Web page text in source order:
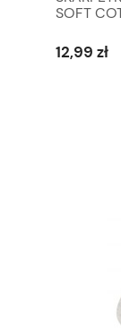
SOFT
12,99 zł